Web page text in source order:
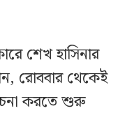
শেখ হাসিনার
রোববার থেকেই
করতে শুরু